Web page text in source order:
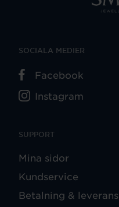
SUPPORT
Mina sidor
Kundservice
Betalning & leverans
SOCIALA MEDIER
Facebook
Instagram